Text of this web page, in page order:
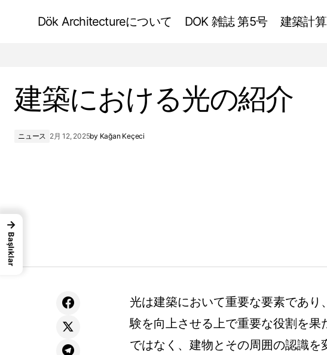
Dök Architectureについて DOK 雑誌 第5号 建築計
建築における光の紹介
ニュース 2月 12, 2025by Kağan Keçeci
光は建築において重要な要素であ
験を向上させる上で重要な役割を
ではなく、建物とその周囲の認識
→
Başlıklar